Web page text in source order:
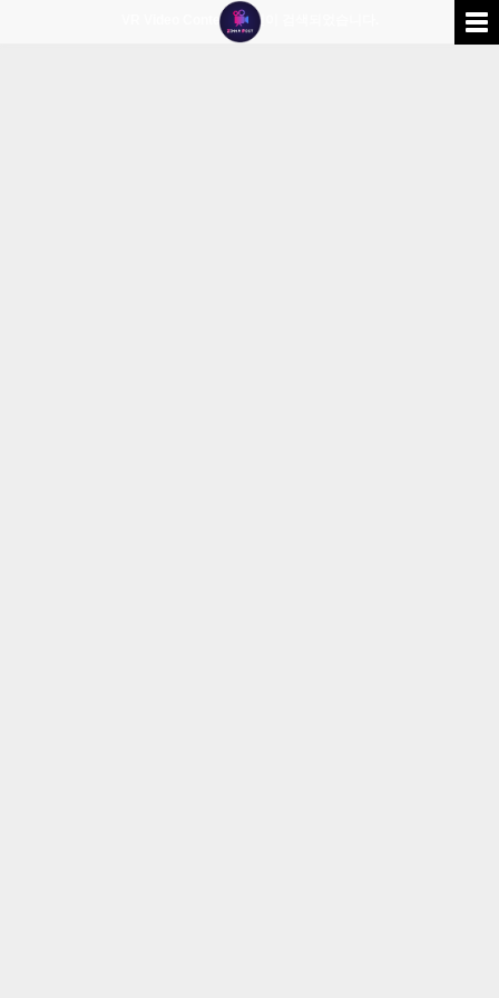
VR Video Contents0 건이 검색되었습니다.